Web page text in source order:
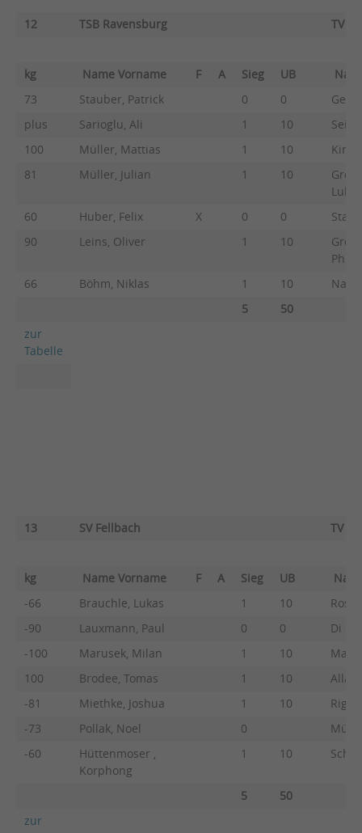
12 TSB Ravensburg TV
kg Name Vorname F A Sieg UB
73
Stauber, Patrick 0 0
plus
Sarioglu, Ali 1 10
100
Müller, Mattias 1 10
81
Müller, Julian 1 10
Lukas
60
Huber, Felix X 0 0
90
Leins, Oliver 1 10
Philip
66
Böhm, Niklas 1 10
5
50
zur
Tabelle
13 SV Fellbach TV
kg Name Vorname F A Sieg UB
-66
Brauchle, Lukas 1 10
-90
Lauxmann, Paul 0 0
Di
-100
Marusek, Milan 1 10
100
Brodee, Tomas 1 10
-81
Miethke, Joshua 1 10
-73
Pollak, Noel 0
-60
Hüttenmoser ,
Korphong
1 10
5
50
zur